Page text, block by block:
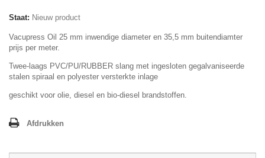
Staat: Nieuw product
Vacupress Oil 25 mm inwendige diameter en 35,5 mm buitendiamter
prijs per meter.
Twee-laags PVC/PU/RUBBER slang met ingesloten gegalvaniseerde
stalen spiraal en polyester versterkte inlage
geschikt voor olie, diesel en bio-diesel brandstoffen.
Afdrukken